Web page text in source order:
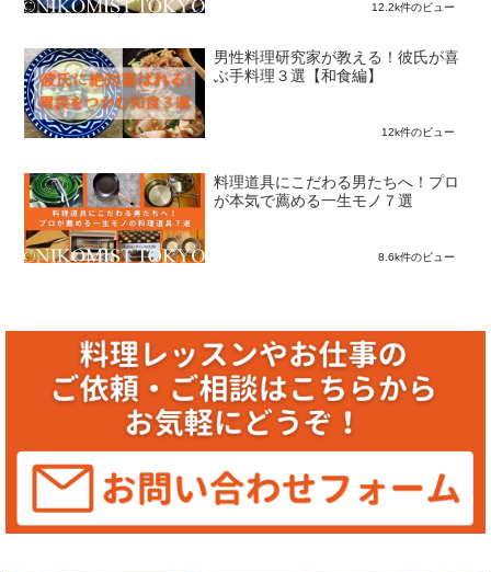
12.2k件のビュー
男性料理研究家が教える！彼氏が喜
ぶ手料理３選【和食編】
12k件のビュー
料理道具にこだわる男たちへ！プロ
が本気で薦める一生モノ７選
8.6k件のビュー